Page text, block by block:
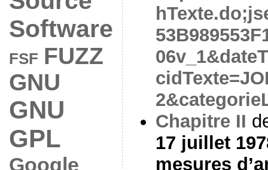
Software
FSF FUZZ
GNU
GNU
GPL
Google
Chapitre II
17 juillet
mesures